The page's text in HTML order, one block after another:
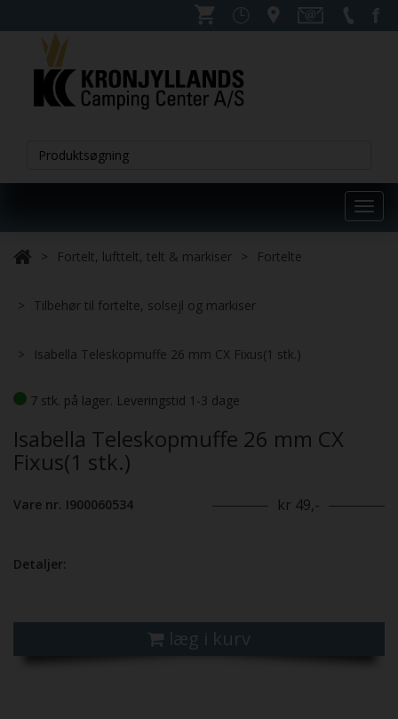
Fortelt, lufttelt, telt & markiser Fortelte
Tilbehør til fortelte, solsejl og markiser
Isabella Teleskopmuffe 26 mm CX Fixus(1 stk.)
7 stk. på lager. Leveringstid 1-3 dage
Isabella Teleskopmuffe 26 mm CX
Fixus(1 stk.)
Vare nr. I900060534 kr 49,-
Detaljer:
læg i kurv